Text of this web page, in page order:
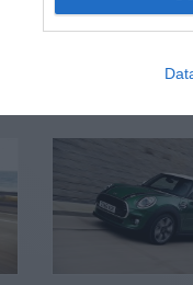
a jubileumot a